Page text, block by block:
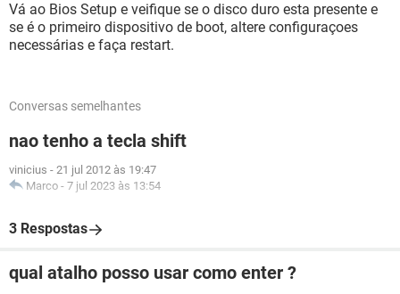
Vá ao Bios Setup e veifique se o disco duro esta presente e
se é o primeiro dispositivo de boot, altere configuraçoes
necessárias e faça restart.
Conversas semelhantes
nao tenho a tecla shift
vinicius - 21 jul 2012 às 19:47
Marco - 7 jul 2023 às 13:54
3 Respostas
qual atalho posso usar como enter ?